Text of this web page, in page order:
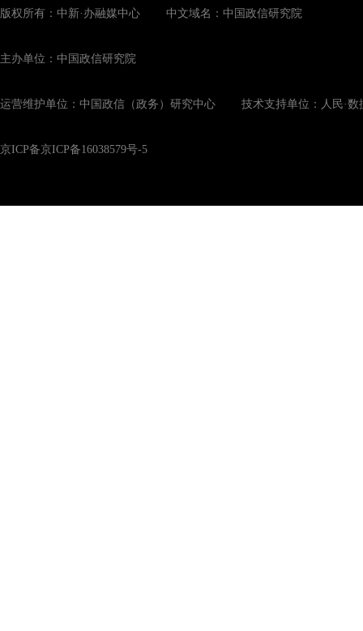
版权所有：中新·办融媒中心 中文域名：中国政信研究院
主办单位：中国政信研究院
运营维护单位：中国政信（政务）研究中心 技术支持单位：人民·数
京ICP备京ICP备16038579号-5